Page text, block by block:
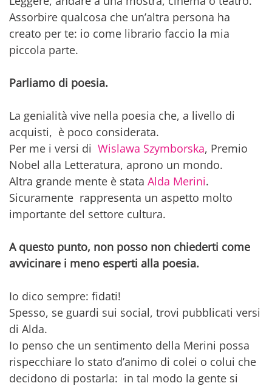
Assorbire qualcosa che un’altra persona ha
creato per te: io come librario faccio la mia
piccola parte.
Parliamo di poesia.
La genialità vive nella poesia che, a livello di
acquisti, è poco considerata.
Per me i versi di Wislawa Szymborska, Premio
Nobel alla Letteratura, aprono un mondo.
Altra grande mente è stata Alda Merini.
Sicuramente rappresenta un aspetto molto
importante del settore cultura.
A questo punto, non posso non chiederti come
avvicinare i meno esperti alla poesia.
Io dico sempre: fidati!
Spesso, se guardi sui social, trovi pubblicati versi
di Alda.
Io penso che un sentimento della Merini possa
rispecchiare lo stato d’animo di colei o colui che
decidono di postarla: in tal modo la gente si